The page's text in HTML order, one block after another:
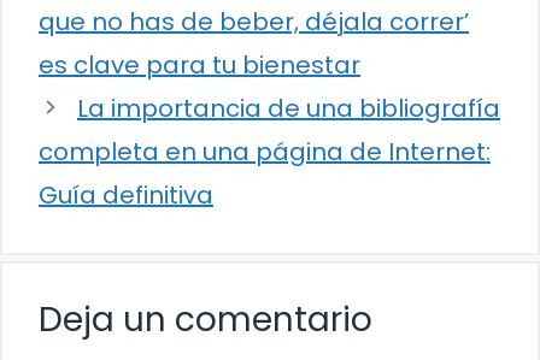
que no has de beber, déjala correr’
es clave para tu bienestar
La importancia de una bibliografía
completa en una página de Internet:
Guía definitiva
Deja un comentario